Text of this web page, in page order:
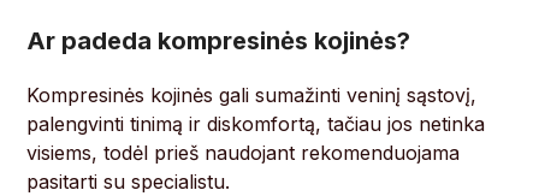
Ar padeda kompresinės kojinės?
Kompresinės kojinės gali sumažinti veninį sąstovį,
palengvinti tinimą ir diskomfortą, tačiau jos netinka
visiems, todėl prieš naudojant rekomenduojama
pasitarti su specialistu.